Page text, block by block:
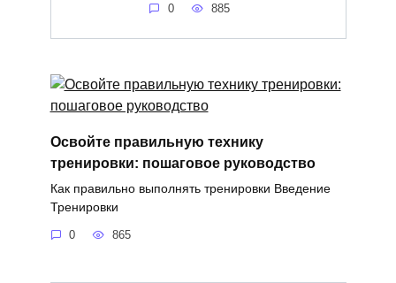
0 885
Освойте правильную технику
тренировки: пошаговое руководство
Как правильно выполнять тренировки Введение
Тренировки
0 865